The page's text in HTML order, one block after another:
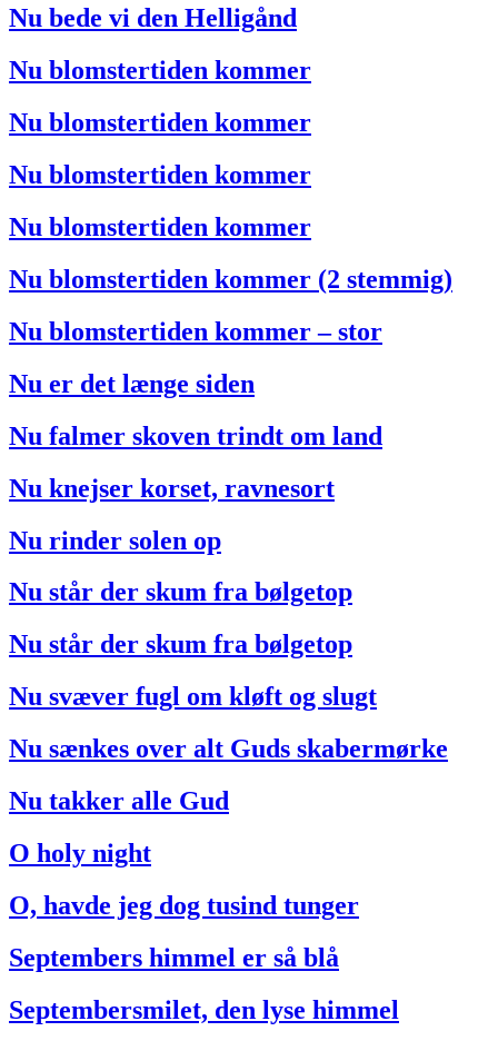
Nu bede vi den Helligånd
Nu blomstertiden kommer
Nu blomstertiden kommer
Nu blomstertiden kommer
Nu blomstertiden kommer
Nu blomstertiden kommer (2 stemmig)
Nu blomstertiden kommer – stor
Nu er det længe siden
Nu falmer skoven trindt om land
Nu knejser korset, ravnesort
Nu rinder solen op
Nu står der skum fra bølgetop
Nu står der skum fra bølgetop
Nu svæver fugl om kløft og slugt
Nu sænkes over alt Guds skabermørke
Nu takker alle Gud
O holy night
O, havde jeg dog tusind tunger
Septembers himmel er så blå
Septembersmilet, den lyse himmel